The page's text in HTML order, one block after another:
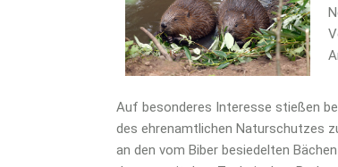
Auf besonderes Interesse stießen
des ehrenamtlichen Naturschutzes
an den vom Biber besiedelten